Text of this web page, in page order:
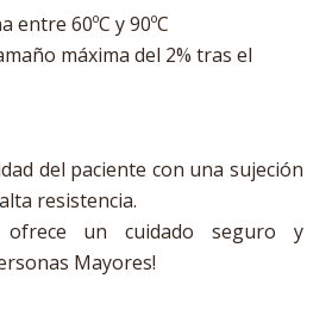
entre 60ºC y 90ºC
máxima del 2% tras el
del paciente con una sujeción
resistencia.
ofrece un cuidado seguro y
Mayores!